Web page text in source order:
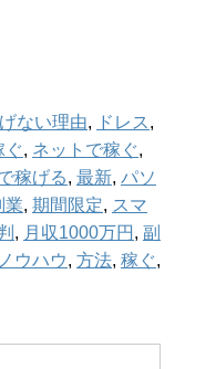
ない理由, ドレス ,
ぐ, ネットで稼ぐ,
稼げる, 最新, パソ
業, 期間限定, スマ
, 月収1000万円 , 副
ノウハウ, 方法, 稼ぐ,